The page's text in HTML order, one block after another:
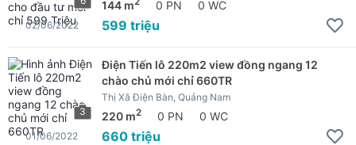
144 m 0 PN 0 WC
599 triệu
02/06/2022
3
Điện Tiến lô 220m2 view đồng ngang 12
chào chủ mới chỉ 660TR
Thị Xã Điện Bàn, Quảng Nam
220 m2 0 PN 0 WC
660 triệu
01/06/2022